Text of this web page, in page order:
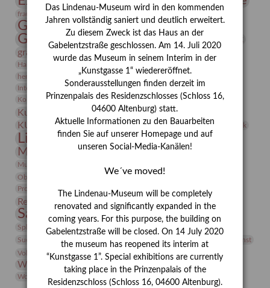
frauen
Gerhard-Altenbourg-Preis
Gerhard Altenbourg
grafische sammlung
griechische Mythologie
Hanns-Conon von der Gabelentz
herman de vries Humboldt
Integriertes Schädlingsmanagement
Italien Jahresempfang
Kolosseum
Kooperationsausstellung Korkmodelle Kunst
Kunstmuseum Kunstvermittlung
KUNSTWAND Kurs Künstler Künstlerin Lehmbruck
Lindenau-Museum Marstall Messeakademie
Museumsgeschichte Museumsnacht
Museumspädagogik
Objekt im Fokus
Provenienz
Provenienzforschung
Restaurierung Restitution Rudi Lesser Ruth Wolf-Rehfeld
Sammlung Samstagszeichner Skulptur
Sonderausstellung
Sphinx
studio Studio Bildende Kunst
studioDIGITAL
Suermondt-Ludwig-Museum
Vermittlung Video
Videokunst
Volontariat
Walter Rheiner Weihnachten Werefkin
Werkbetrachtung Winter Wissenschaft
Wolf and Dog
Wolf und Hund
Zirkuswoche
Das Lindenau-Museum wird in den kommenden
Jahren vollständig saniert und deutlich erweitert.
Zu diesem Zweck ist das Haus an der
Gabelentzstraße geschlossen. Am 14. Juli 2020
wurde das Museum in seinem Interim in der
„Kunstgasse 1“ wiedereröffnet.
Sonderausstellungen finden derzeit im
Prinzenpalais des Residenzschlosses (Schloss 16,
04600 Altenburg) statt.
Aktuelle Informationen zu den Bauarbeiten
finden Sie auf unserer Homepage und auf
unseren Social-Media-Kanälen!
We´ve moved!
The Lindenau-Museum will be completely
renovated and significantly expanded in the
coming years. For this purpose, the building on
Gabelentzstraße will be closed. On 14 July 2020
the museum has reopened its interim at
“Kunstgasse 1”. Special exhibitions are currently
taking place in the Prinzenpalais of the
Residenzschloss (Schloss 16, 04600 Altenburg).